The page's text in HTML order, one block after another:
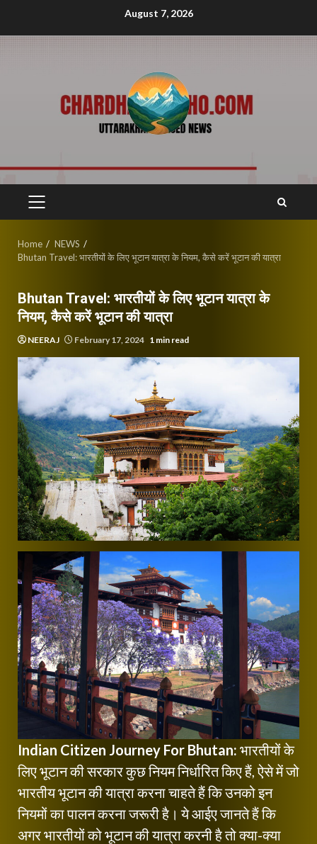
August 7, 2026
PRIMARY
Home
NEWS
Bhutan Travel: भारतीयों के लिए भूटान यात्रा के नियम, कैसे करें भूटान की यात्रा
Bhutan Travel: भारतीयों के लिए भूटान यात्रा के
नियम, कैसे करें भूटान की यात्रा
NEERAJ February 17, 2024 1 min read
Indian Citizen Journey For Bhutan: भारतीयों के
लिए भूटान की सरकार कुछ नियम निर्धारित किए हैं, ऐसे में जो
भारतीय भूटान की यात्रा करना चाहते हैं कि उनको इन
नियमों का पालन करना जरूरी है। ये आईए जानते हैं कि
अगर भारतीयों को भूटान की यात्रा करनी है तो क्या-क्या